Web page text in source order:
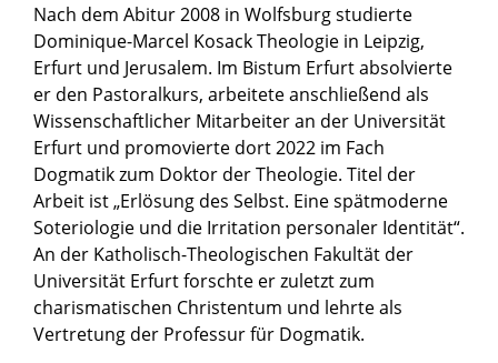
Nach dem Abitur 2008 in Wolfsburg studierte
Dominique-Marcel Kosack Theologie in Leipzig,
Erfurt und Jerusalem. Im Bistum Erfurt absolvierte
er den Pastoralkurs, arbeitete anschließend als
Wissenschaftlicher Mitarbeiter an der Universität
Erfurt und promovierte dort 2022 im Fach
Dogmatik zum Doktor der Theologie. Titel der
Arbeit ist „Erlösung des Selbst. Eine spätmoderne
Soteriologie und die Irritation personaler Identität“.
An der Katholisch-Theologischen Fakultät der
Universität Erfurt forschte er zuletzt zum
charismatischen Christentum und lehrte als
Vertretung der Professur für Dogmatik.